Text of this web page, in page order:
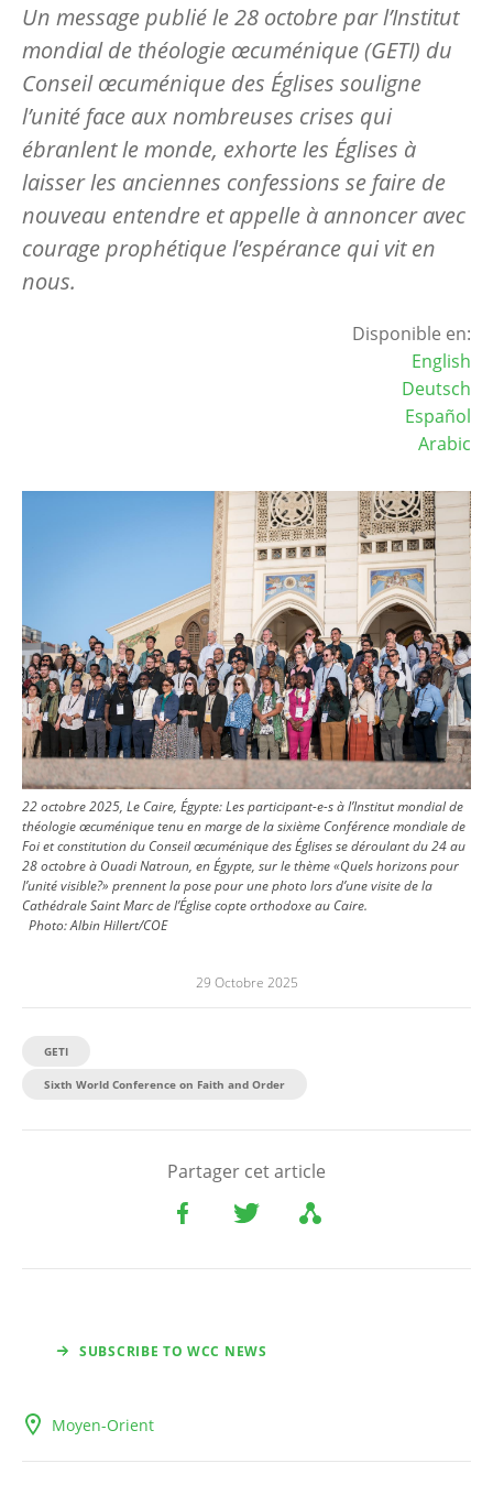
Un message publié le 28 octobre par l’Institut
mondial de théologie œcuménique (GETI) du
Conseil œcuménique des Églises souligne
l’unité face aux nombreuses crises qui
ébranlent le monde, exhorte les Églises à
laisser les anciennes confessions se faire de
nouveau entendre et appelle à annoncer avec
courage prophétique l’espérance qui vit en
nous.
Disponible en:
English
Deutsch
Español
Arabic
22 octobre 2025, Le Caire, Égypte: Les participant-e-s à l’Institut mondial de
théologie œcuménique tenu en marge de la sixième Conférence mondiale de
Foi et constitution du Conseil œcuménique des Églises se déroulant du 24 au
28 octobre à Ouadi Natroun, en Égypte, sur le thème «Quels horizons pour
l’unité visible?» prennent la pose pour une photo lors d’une visite de la
Cathédrale Saint Marc de l’Église copte orthodoxe au Caire.
Photo:Albin Hillert/COE
29 Octobre 2025
GETI
Sixth World Conference on Faith and Order
Partager cet article
SUBSCRIBE TO WCC NEWS
Moyen-Orient